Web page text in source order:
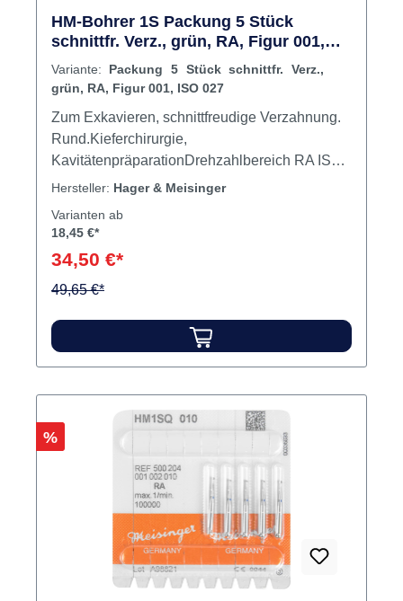
HM-Bohrer 1S Packung 5 Stück
schnittfr. Verz., grün, RA, Figur 001,
ISO 027
Variante: Packung 5 Stück schnittfr. Verz.,
grün, RA, Figur 001, ISO 027
Zum Exkavieren, schnittfreudige Verzahnung.
Rund.Kieferchirurgie,
KavitätenpräparationDrehzahlbereich RA ISO
005-023 - 160.000 U/min., ISO 025-037 -
014 - 300.000 U/min.ISO 016 - 280.000
210.000 U/min.ISO 023 - 190.000 U/min.ISO
025 - 180.000 U/min.ISO 027 - 160.000 U/min.
Hersteller: Hager & Meisinger
Varianten ab
18,45 €*
34,50 €*
49,65 €*
Rabatt
%